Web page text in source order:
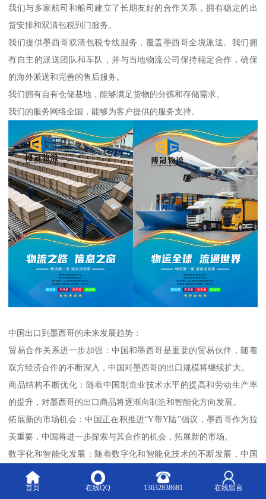
我们与多家航司和船司建立了长期友好的合作关系，拥有稳定的出
货安排和双清包税到门服务。
我们提供墨西哥双清包税专线服务，覆盖墨西哥全境派送。我们拥
有自主的派送团队和车队，并与当地物流公司保持稳定合作，确保
的海外派送和完善的售后服务。
我们拥有自有仓储基地，能够满足货物的分拣和存储需求。
我们的服务网络全国，能够为客户提供的服务支持。
中国出口到墨西哥的未来发展趋势：
贸易合作关系进一步加强：中国和墨西哥是重要的贸易伙伴，随着
双方经济合作的不断深入，中国对墨西哥的出口规模将继续扩大。
商品结构不断优化：随着中国制造业技术水平的提高和劳动生产率
的提升，对墨西哥的出口商品将逐渐向制造和智能化方向发展。
拓展新的市场机会：中国正在积推进“Y带Y陆”倡议，墨西哥作为拉
美重要，中国将进一步探索与其合作的机会，拓展新的市场。
数字化和智能化发展：随着数字化和智能化技术的不断发展，中国
出口到墨西哥的商品将更加智能化、个性化，满足消费者的多元化
需求。首页 在线QQ 13632838681 在线留言